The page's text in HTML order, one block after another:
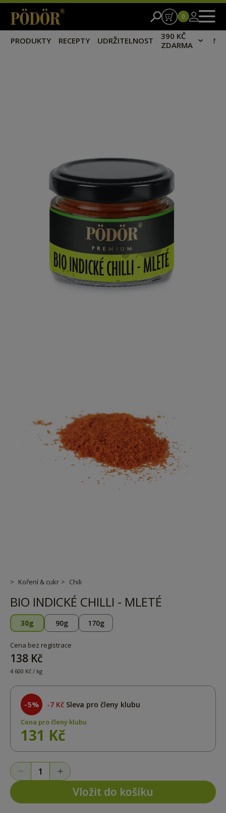
PRODUKTY RECEPTY UDRŽITELNOST
390 KČ
ZDARMA
0
Koření & cukr Chili
BIO INDICKÉ CHILLI - MLETÉ
30g 90g 170g
Cena bez registrace
138 Kč
4 600 Kč / kg
-5% 7 Kč Sleva pro členy klubu
Cena pro členy klubu
131 Kč
Vložit do košíku